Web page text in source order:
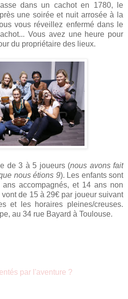
dans un cachot en 1780, le
une soirée et nuit arrosée à la
vous réveillez enfermé dans le
Vous avez une heure pour
du propriétaire des lieux.
de 3 à 5 joueurs (nous avons fait
nous étions 9). Les enfants sont
accompagnés, et 14 ans non
de 15 à 29€ par joueur suivant
et les horaires pleines/creuses.
au 34 rue Bayard à Toulouse.
par l'aventure ?